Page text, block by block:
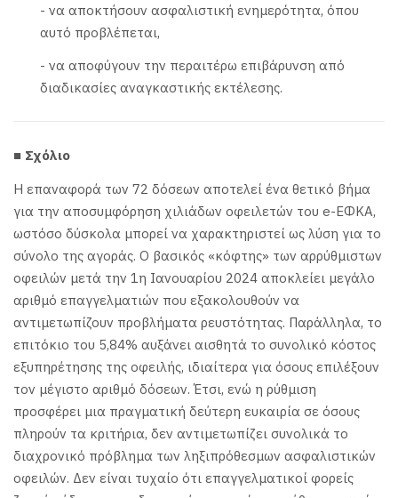
- να αποκτήσουν ασφαλιστική ενημερότητα, όπου
αυτό προβλέπεται,
- να αποφύγουν την περαιτέρω επιβάρυνση από
διαδικασίες αναγκαστικής εκτέλεσης.
■ Σχόλιο
Η επαναφορά των 72 δόσεων αποτελεί ένα θετικό βήμα
για την αποσυμφόρηση χιλιάδων οφειλετών του e-ΕΦΚΑ,
ωστόσο δύσκολα μπορεί να χαρακτηριστεί ως λύση για το
σύνολο της αγοράς. Ο βασικός «κόφτης» των αρρύθμιστων
οφειλών μετά την 1η Ιανουαρίου 2024 αποκλείει μεγάλο
αριθμό επαγγελματιών που εξακολουθούν να
αντιμετωπίζουν προβλήματα ρευστότητας. Παράλληλα, το
επιτόκιο του 5,84% αυξάνει αισθητά το συνολικό κόστος
εξυπηρέτησης της οφειλής, ιδιαίτερα για όσους επιλέξουν
τον μέγιστο αριθμό δόσεων. Έτσι, ενώ η ρύθμιση
προσφέρει μια πραγματική δεύτερη ευκαιρία σε όσους
πληρούν τα κριτήρια, δεν αντιμετωπίζει συνολικά το
διαχρονικό πρόβλημα των ληξιπρόθεσμων ασφαλιστικών
οφειλών. Δεν είναι τυχαίο ότι επαγγελματικοί φορείς